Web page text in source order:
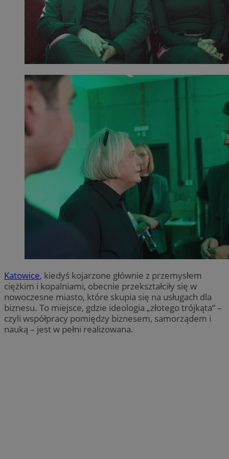
Katowice, kiedyś kojarzone głównie z przemysłem
ciężkim i kopalniami, obecnie przekształciły się w
nowoczesne miasto, które skupia się na usługach dla
biznesu. To miejsce, gdzie ideologia „złotego trójkąta” –
czyli współpracy pomiędzy biznesem, samorządem i
nauką – jest w pełni realizowana.